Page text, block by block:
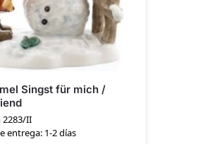
Singst für mich /
2283/II
entrega: 1-2 días